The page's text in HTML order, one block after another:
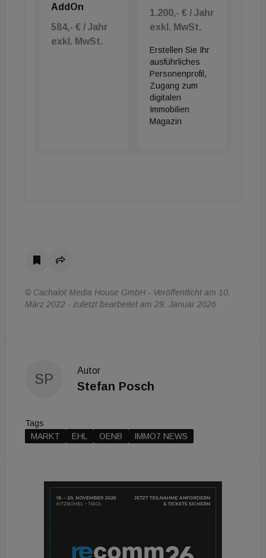
AddOn
584,- € / Jahr
exkl. MwSt.
1.200,- € / Jahr
exkl. MwSt.
Erstellen Sie Ihr
ausführliches
Personenprofil,
Zugang zum
digitalen
Immobilien
Magazin
© Cachalot Media House GmbH - Veröffentlicht am 10.
März 2022 - zuletzt bearbeitet am 29. Januar 2026
SP
Autor
Stefan Posch
Tags
MARKT
EHL OENB IMMO7 NEWS